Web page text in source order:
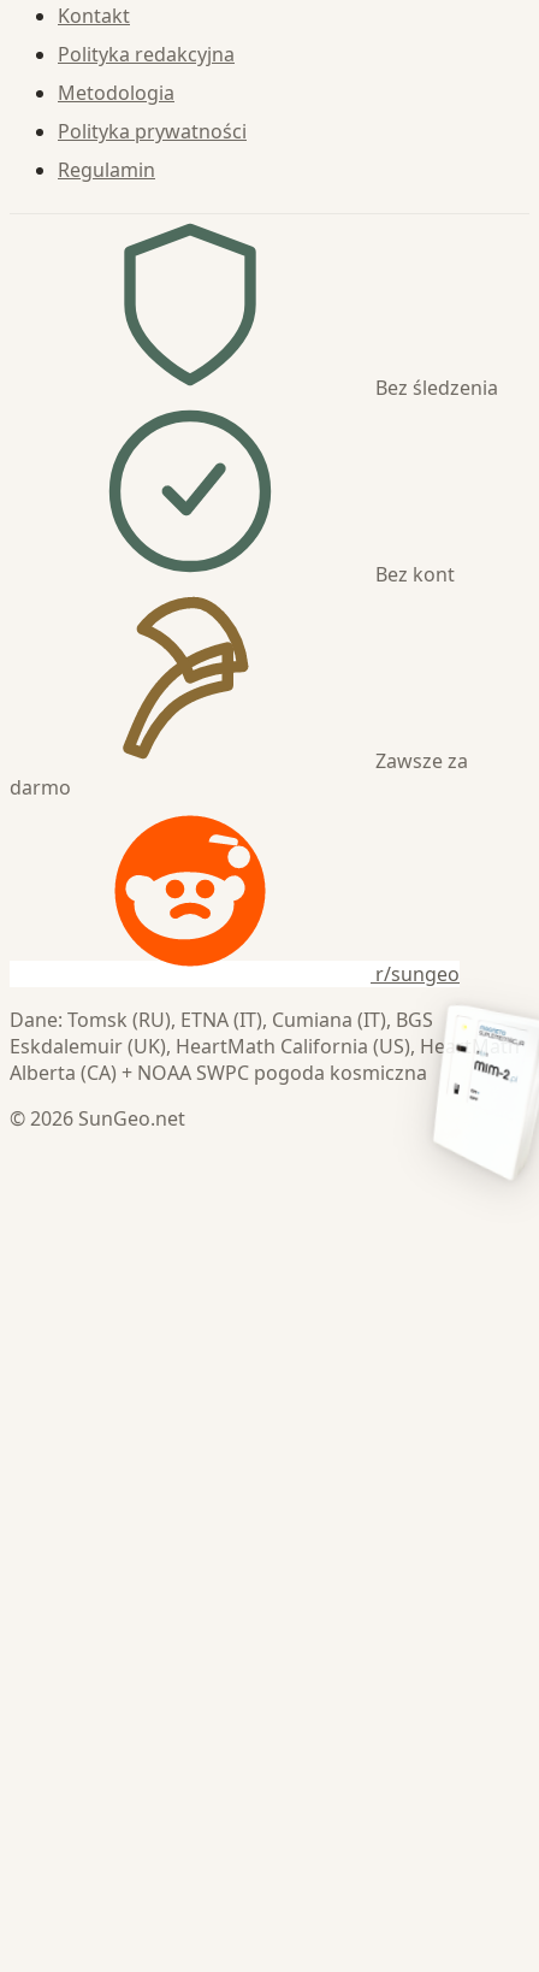
Kontakt
Polityka redakcyjna
Metodologia
Polityka prywatności
Regulamin
Bez śledzenia
Bez kont
Zawsze za
darmo
r/sungeo
Dane: Tomsk (RU), ETNA (IT), Cumiana (IT), BGS
Eskdalemuir (UK), HeartMath California (US), HeartMath
Alberta (CA) + NOAA SWPC pogoda kosmiczna
© 2026 SunGeo.net